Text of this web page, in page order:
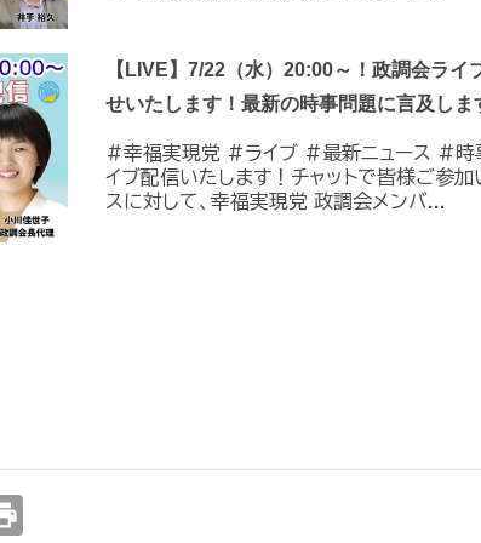
【LIVE】7/22（水）20:00～！政調会ラ
せいたします！最新の時事問題に言及しま
#幸福実現党 #ライブ #最新ニュース #
イブ配信いたします！チャットで皆様ご参
スに対して、幸福実現党 政調会メンバ...